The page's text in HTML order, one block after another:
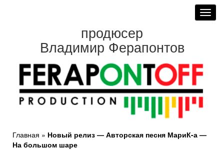
продюсер
Владимир Ферапонтов
Главная » Новый релиз — Авторская песня МариК-а —
На большом шаре